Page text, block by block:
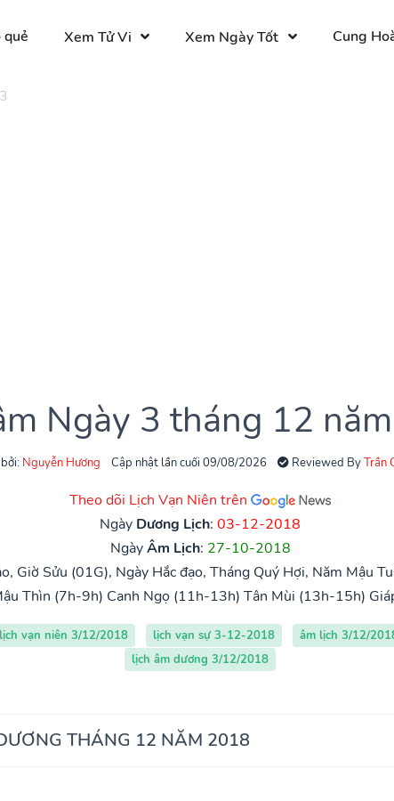
quẻ Xem Tử Vi Xem Ngày Tốt Cung
Ngày 3 tháng 12
Nguyễn Hương Cập nhật lần cuối 09/08/2026 Reviewed ByTrần
Theo dõi Lịch Vạn Niên trên
Ngày Dương Lịch: 03-12-2018
NgàyÂm Lịch: 27-10-2018
Giờ Sửu (01G), Ngày Hắc đạo, Tháng Quý Hợi, Năm Mậu
Thìn (7h-9h) Canh Ngọ (11h-13h) Tân Mùi (13h-15h)
lịch vạn niên 3/12/2018 lịch vạn sự 3-12-2018 âm lịch 3/12/
lịch âm dương 3/12/2018
THÁNG 12 NĂM 2018